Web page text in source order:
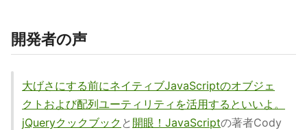
開発者の声
大げさにする前にネイティブJavaScriptのオブジェ
クトおよび配列ユーティリティを活用するといいよ。
jQueryクックブック と 開眼！JavaScriptの著者Cody